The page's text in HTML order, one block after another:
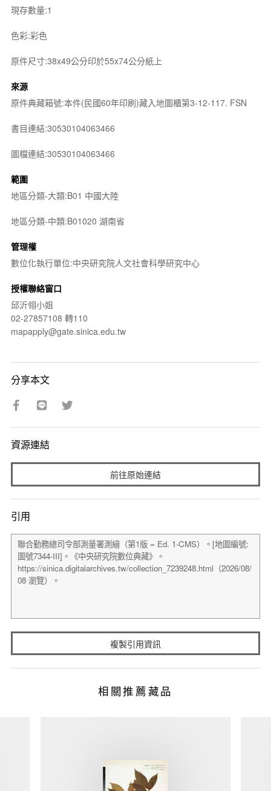
現存數量:1
色彩:彩色
原件尺寸:38x49公分印於55x74公分紙上
來源
原件典藏箱號:本件(民國60年印刷)藏入地圖櫃第3-12-117. FSN
書目連結:30530104063466
圖檔連結:30530104063466
範圍
地區分類-大類:B01 中國大陸
地區分類-中類:B01020 湖南省
管理權
數位化執行單位:中央研究院人文社會科學研究中心
授權聯絡窗口
邱沂翎小姐
02-27857108 轉110
mapapply@gate.sinica.edu.tw
分享本文
資源連結
前往原始連結
引用
複製引用資訊
相關推薦藏品